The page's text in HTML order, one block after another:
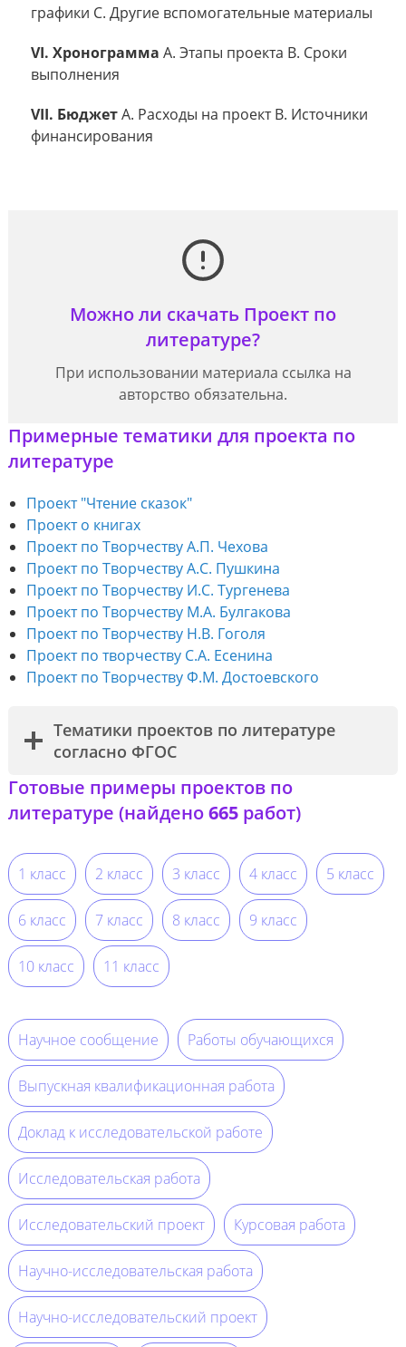
графики C. Другие вспомогательные материалы
VI. Хронограмма A. Этапы проекта B. Сроки
выполнения
VII. БюджетA. Расходы на проект B. Источники
финансирования
Можно ли скачать Проект по
литературе?
При использовании материала ссылка на
авторство обязательна.
Примерные тематики для проекта по
литературе
Проект "Чтение сказок"
Проект о книгах
Проект по Творчеству А.П. Чехова
Проект по Творчеству А.С. Пушкина
Проект по Творчеству И.С. Тургенева
Проект по Творчеству М.А. Булгакова
Проект по Творчеству Н.В. Гоголя
Проект по творчеству С.А. Есенина
Проект по Творчеству Ф.М. Достоевского
Тематики проектов по литературе
согласно ФГОС
Готовые примеры проектов по
литературе (найдено665работ)
1 класс 2 класс 3 класс 4 класс 5 класс
6 класс 7 класс 8 класс 9 класс
10 класс 11 класс
Научное сообщение Работы обучающихся
Выпускная квалификационная работа
Доклад к исследовательской работе
Исследовательская работа
Исследовательский проект Курсовая работа
Научно-исследовательская работа
Научно-исследовательский проект